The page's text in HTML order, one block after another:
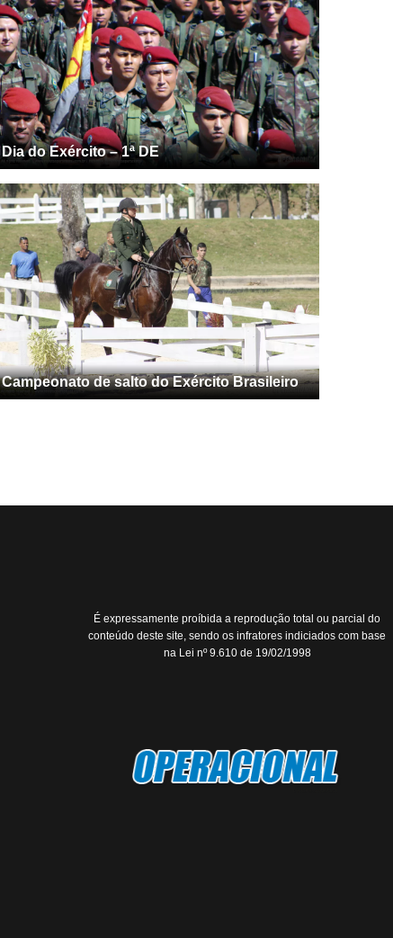
Dia do Exército – 1ª DE
Campeonato de salto do Exército Brasileiro
É expressamente proíbida a reprodução total ou parcial do
conteúdo deste site, sendo os infratores indiciados com base
na Lei nº 9.610 de 19/02/1998